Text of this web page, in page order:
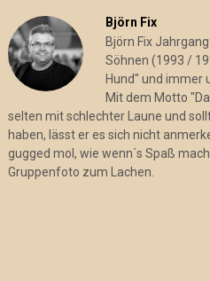
Björn Fix
Björn Fix
Söhnen (1993 /
Hund" und immer
Mit dem Motto
selten mit schlechter Laune und
haben, lässt er es sich nicht
gugged mol, wie wenn´s Spaß
Gruppenfoto zum Lachen.